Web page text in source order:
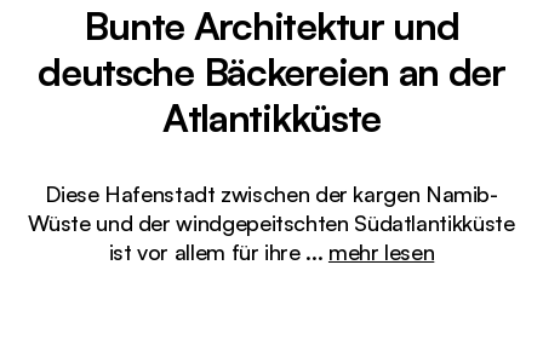
Bunte Architektur und
deutsche Bäckereien an der
Atlantikküste
Diese Hafenstadt zwischen der kargen Namib-
Wüste und der windgepeitschten Südatlantikküste
ist vor allem für ihre ... mehr lesen